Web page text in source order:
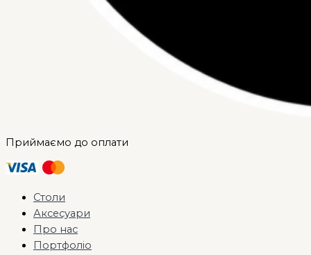
Приймаємо до оплати
Столи
Аксесуари
Про нас
Портфоліо